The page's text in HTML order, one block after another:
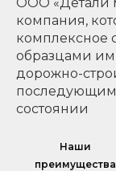
компания,
комплексное
образцами
дорожно-
состоянии
Наши
преимущества